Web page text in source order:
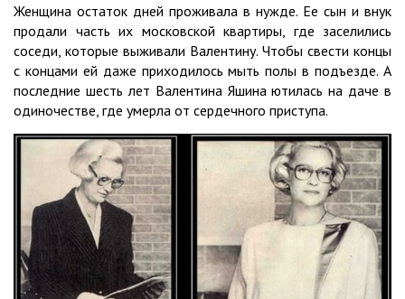
Женщина остаток дней проживала в нужде. Ее сын и внук
продали часть их московской квартиры, где заселились
соседи, которые выживали Валентину. Чтобы свести концы
с концами ей даже приходилось мыть полы в подъезде. А
последние шесть лет Валентина Яшина ютилась на даче в
одиночестве, где умерла от сердечного приступа.